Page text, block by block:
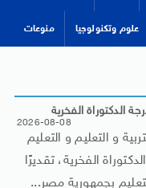
علوم وتكنولوجيا منوعات
الدكتوراة الفخرية
2026-08-08
و التعليم و التعليم
الفخرية، تقديرًا
بجمهورية مصر...